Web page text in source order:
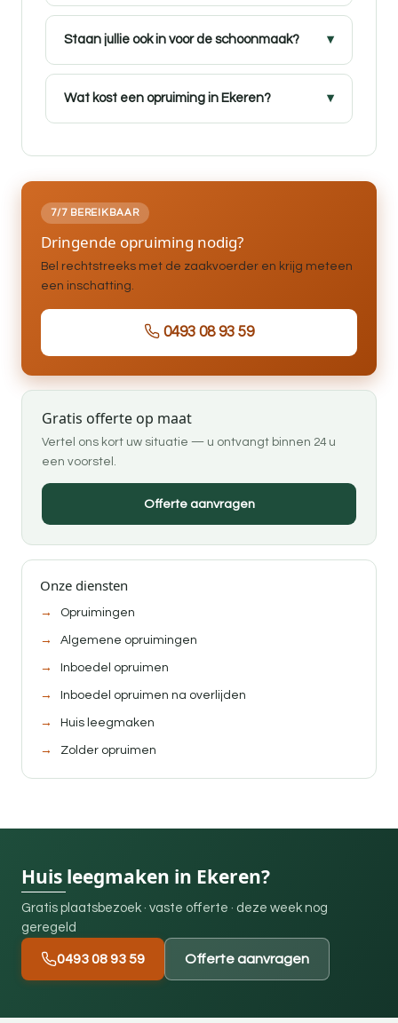
Staan jullie ook in voor de schoonmaak?
Wat kost een opruiming in Ekeren?
7/7 BEREIKBAAR
Dringende opruiming nodig?
Bel rechtstreeks met de zaakvoerder en krijg meteen
een inschatting.
0493 08 93 59
Gratis offerte op maat
Vertel ons kort uw situatie — u ontvangt binnen 24 u
een voorstel.
Offerte aanvragen
Onze diensten
Opruimingen
Algemene opruimingen
Inboedel opruimen
Inboedel opruimen na overlijden
Huis leegmaken
Zolder opruimen
Huis leegmaken in Ekeren?
Gratis plaatsbezoek · vaste offerte · deze week nog
geregeld
0493 08 93 59 Offerte aanvragen